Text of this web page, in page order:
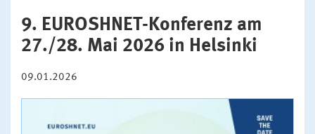
9. EUROSHNET-Konferenz am
27./28. Mai 2026 in Helsinki
09.01.2026